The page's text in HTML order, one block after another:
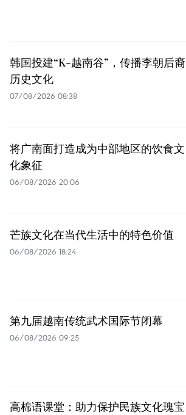
韩国投建“K-越南谷”，传播李朝后裔
历史文化
07/08/2026 08:38
将广南面打造成为中部地区的饮食文
化象征
06/08/2026 20:06
芒族文化在当代生活中的特色价值
06/08/2026 18:24
第九届越南传统武术国际节闭幕
06/08/2026 09:25
高棉语课堂：助力保护民族文化瑰宝